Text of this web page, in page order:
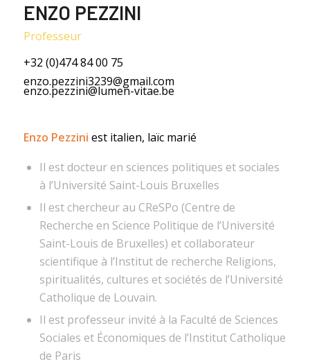
ENZO PEZZINI
Professeur
+32 (0)474 84 00 75
enzo.pezzini3239@gmail.com
enzo.pezzini@lumen-vitae.be
Enzo Pezzini est italien, laïc marié
Il est docteur en sciences politiques et sociales
à l’Université Saint-Louis Bruxelles
Il est chercheur au CReSPo (Centre de
Recherche en Science Politique de l’Université
Saint-Louis de Bruxelles) et collaborateur
scientifique à l’Institut de recherche Religions,
spiritualités, cultures et sociétés de l’Université
Catholique de Louvain.
Il est professeur invité à la Faculté de Sciences
Sociales et Économiques de l’Institut Catholique
de Paris